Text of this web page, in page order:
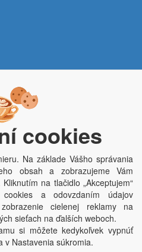
powered byABRA E-shop
Staré Město; IČO: 03220923; DIČ:
dne 22. 7. 2014, krajský soud v
vložka 84002
cookies
Na základe Vášho správania
obsah a zobrazujeme Vám
na tlačidlo „Akceptujem“
a odovzdaním údajov
cielenej reklamy na
sieťach na ďalších weboch.
si môžete kedykoľvek vypnúť
v Nastavenia súkromia.